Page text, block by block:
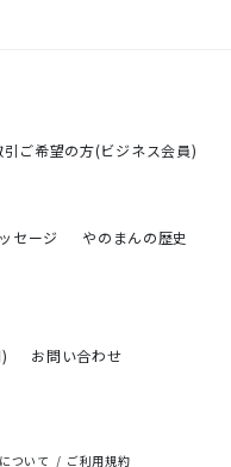
引ご希望の方(ビジネス会員)
セージ
やのまんの歴史
お問い合わせ
ついて ご利用規約